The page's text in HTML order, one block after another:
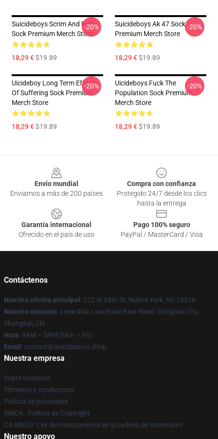
Suicideboys Scrim And Ruby
Sock Premium Merch Store
18,29 €$19.89
-20%
Suicideboys Ak 47 Sock
Premium Merch Store
18,29 €$19.89
-20%
Uicideboy Long Term Effects
Of Suffering Sock Premium
Merch Store
18,29 €$19.89
-20%
Uicideboys Fuck The
Population Sock Premium
Merch Store
18,29 €$19.89
-20%
Envío mundial
Enviamos a más de 200 países
Compra con confianza
Protegido 24/7 desde los clics
hasta la entrega
Garantía internacional
Ofrecido en el país de uso
Pago 100% seguro
PayPal / MasterCard / Visa
Contáctenos
Nuestra oficina principal : 122 W 38th St, Nueva York, NY 10018
Nuestro almacén: Lane 494, Luochuan East Road, Conghua City,
Shanghai, CN
Hora: 9AM – 5PM (Mon – Fri)
Email : contact@suicideboys.shop
Nuestra empresa
Sobre nosotros
Términos y condiciones
Política de privacidad
DMCA - Política de Copyright
CA SB657: Ley de transparencia en la cadena de suministro
Nuestro apoyo